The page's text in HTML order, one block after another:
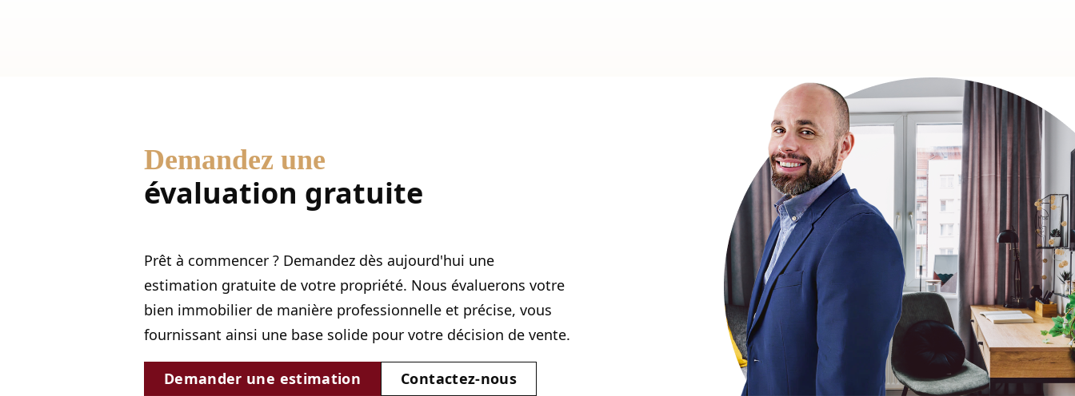
Demandez une
évaluation gratuite
Prêt à commencer ? Demandez dès aujourd'hui une
estimation gratuite de votre propriété. Nous évaluerons votre
bien immobilier de manière professionnelle et précise, vous
fournissant ainsi une base solide pour votre décision de vente.
Demander une estimation Contactez-nous